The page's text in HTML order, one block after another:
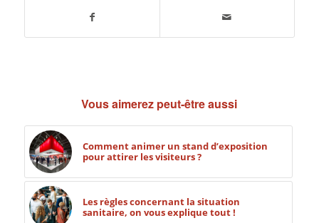
Vous aimerez peut-être aussi
Comment animer un stand d’exposition
pour attirer les visiteurs ?
Les règles concernant la situation
sanitaire, on vous explique tout !